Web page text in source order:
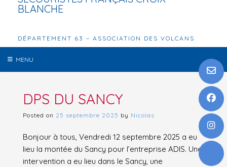
BLANCHE
DÉPARTEMENT 63 – ASSOCIATION DES VOLCANS
MENU
DPS DU SANCY
Posted on 25 septembre 2025 by Nicolas
Bonjour à tous, Vendredi 12 septembre 2025 a eu
lieu la montée du Sancy pour l’entreprise ADIS. Une
intervention a eu lieu dans le Sancy, une